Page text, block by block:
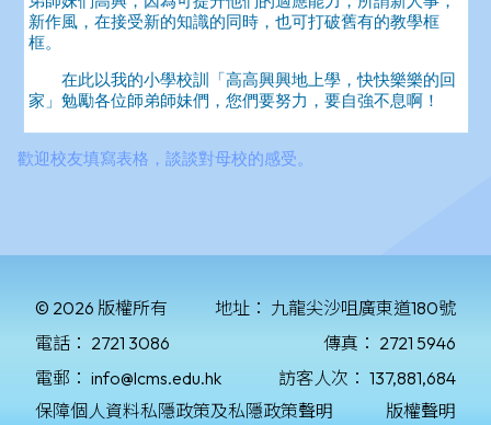
© 2026 版權所有 地址： 九龍尖沙咀廣東道180號
電話： 2721 3086 傳真： 2721 5946
電郵： info@lcms.edu.hk 訪客人次： 137,881,684
保障個人資料私隱政策及私隱政策聲明
版權聲明